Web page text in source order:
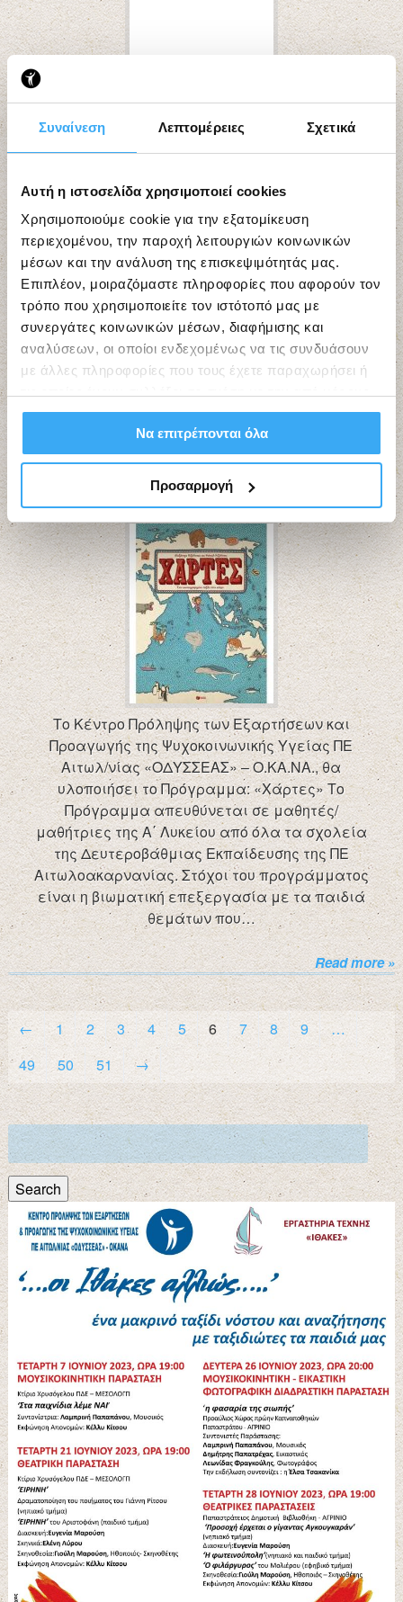
Συναίνεση Λεπτομέρειες Σχετικά
Αυτή η ιστοσελίδα χρησιμοποιεί cookies
Χρησιμοποιούμε cookie για την εξατομίκευση
περιεχομένου, την παροχή λειτουργιών κοινωνικών
μέσων και την ανάλυση της επισκεψιμότητάς μας.
Επιπλέον, μοιραζόμαστε πληροφορίες που αφορούν τον
τρόπο που χρησιμοποιείτε τον ιστότοπό μας με
συνεργάτες κοινωνικών μέσων, διαφήμισης και
αναλύσεων, οι οποίοι ενδεχομένως να τις συνδυάσουν
με άλλες πληροφορίες που τους έχετε παραχωρήσει ή
σας χρήση των υπηρεσιών τους.
Να επιτρέπονται όλα
Προσαρμογή
Το Κέντρο Πρόληψης των Εξαρτήσεων &
τρέχον έτος 2024-25, θα υλοποιήσει: ΤΟ
ΓΟΝΕΩΝ: ‘γρίφοι παιδιών & γονιών’ Το
πρόγραμμα θα υλοποιηθεί σε όσες Σχολικές
Μονάδες Πρωτοβάθμιας Εκπαίδευσης, Τυπικής
& Ειδικής Αγωγής της ΠΕ Αιτωλ/νίας, το
επιθυμούν….
Read more »
«Χάρτες»
24 Σεπτεμβρίου 2024
filed under:Νέες Δράσεις 2024 - 2025
Το Κέντρο Πρόληψης των Εξαρτήσεων και
Προαγωγής της Ψυχοκοινωνικής Υγείας ΠΕ
Αιτωλ/νίας «ΟΔΥΣΣΕΑΣ» – Ο.ΚΑ.ΝΑ., θα
υλοποιήσει το Πρόγραμμα: «Χάρτες» Το
Πρόγραμμα απευθύνεται σε μαθητές/
μαθήτριες της Α΄ Λυκείου από όλα τα σχολεία
της Δευτεροβάθμιας Εκπαίδευσης της ΠΕ
Αιτωλοακαρνανίας. Στόχοι του προγράμματος
είναι η βιωματική επεξεργασία με τα παιδιά
θεμάτων που…
Read more »
← 1 2 3 4 5 6 7 8 9
…
49
50 51 →
Search
for:
Search